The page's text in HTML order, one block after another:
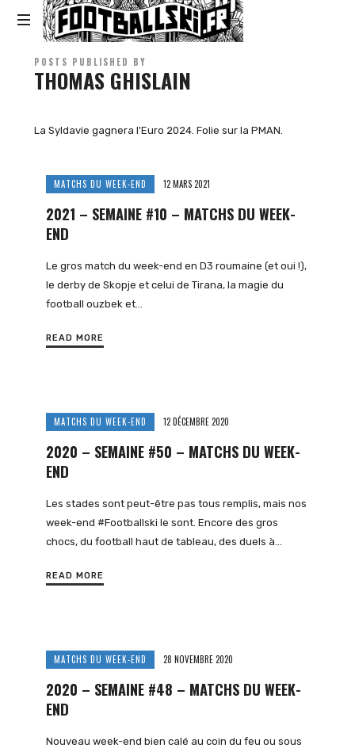
Footballski
Le
football
d'Europe
et
l'Est
POSTS PUBLISHED BY
THOMAS GHISLAIN
La Syldavie gagnera l'Euro 2024. Folie sur la PMAN.
MATCHS DU WEEK-END 12 MARS 2021
2021 – SEMAINE #10 – MATCHS DU WEEK-
END
Le gros match du week-end en D3 roumaine (et oui !),
le derby de Skopje et celui de Tirana, la magie du
football ouzbek et…
READ MORE
MATCHS DU WEEK-END 12 DÉCEMBRE 2020
2020 – SEMAINE #50 – MATCHS DU WEEK-
END
Les stades sont peut-être pas tous remplis, mais nos
week-end #Footballski le sont. Encore des gros
chocs, du football haut de tableau, des duels à…
READ MORE
MATCHS DU WEEK-END 28 NOVEMBRE 2020
2020 – SEMAINE #48 – MATCHS DU WEEK-
END
Nouveau week-end bien calé au coin du feu ou sous